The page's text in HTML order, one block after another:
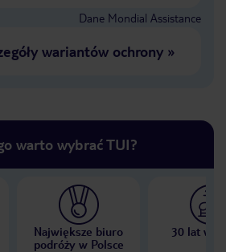
Dane Mondial Assistance
wariantów ochrony»
warto wybrać TUI?
Największe biuro
podróży w Polsce
30 lat w